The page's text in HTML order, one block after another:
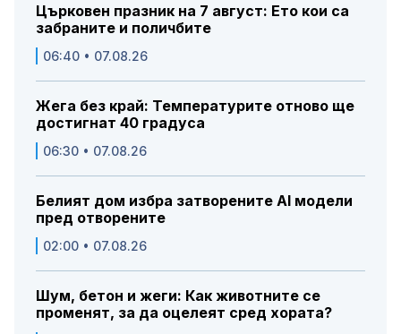
Църковен празник на 7 август: Ето кои са
забраните и поличбите
06:40 • 07.08.26
Жега без край: Температурите отново ще
достигнат 40 градуса
06:30 • 07.08.26
Белият дом избра затворените AI модели
пред отворените
02:00 • 07.08.26
Шум, бетон и жеги: Как животните се
променят, за да оцелеят сред хората?